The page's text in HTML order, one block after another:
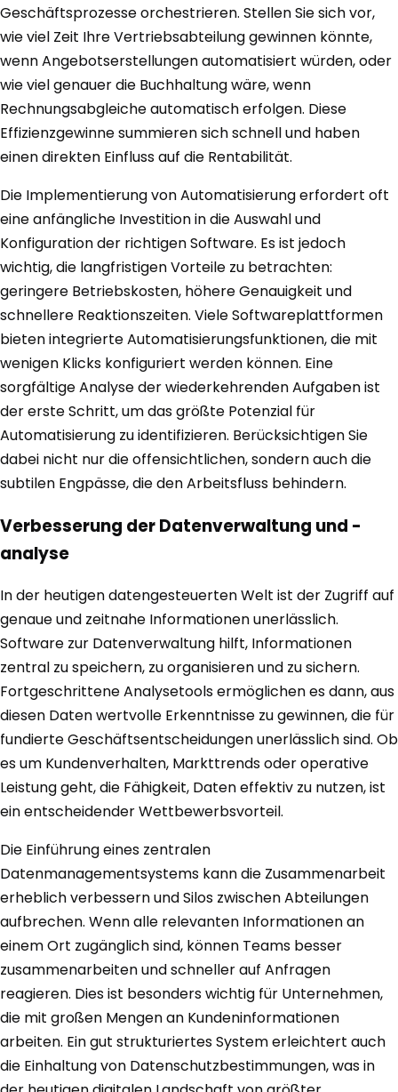
Geschäftsprozesse orchestrieren. Stellen Sie sich vor,
wie viel Zeit Ihre Vertriebsabteilung gewinnen könnte,
wenn Angebotserstellungen automatisiert würden, oder
wie viel genauer die Buchhaltung wäre, wenn
Rechnungsabgleiche automatisch erfolgen. Diese
Effizienzgewinne summieren sich schnell und haben
einen direkten Einfluss auf die Rentabilität.
Die Implementierung von Automatisierung erfordert oft
eine anfängliche Investition in die Auswahl und
Konfiguration der richtigen Software. Es ist jedoch
wichtig, die langfristigen Vorteile zu betrachten:
geringere Betriebskosten, höhere Genauigkeit und
schnellere Reaktionszeiten. Viele Softwareplattformen
bieten integrierte Automatisierungsfunktionen, die mit
wenigen Klicks konfiguriert werden können. Eine
sorgfältige Analyse der wiederkehrenden Aufgaben ist
der erste Schritt, um das größte Potenzial für
Automatisierung zu identifizieren. Berücksichtigen Sie
dabei nicht nur die offensichtlichen, sondern auch die
subtilen Engpässe, die den Arbeitsfluss behindern.
Verbesserung der Datenverwaltung und -
analyse
In der heutigen datengesteuerten Welt ist der Zugriff auf
genaue und zeitnahe Informationen unerlässlich.
Software zur Datenverwaltung hilft, Informationen
zentral zu speichern, zu organisieren und zu sichern.
Fortgeschrittene Analysetools ermöglichen es dann, aus
diesen Daten wertvolle Erkenntnisse zu gewinnen, die für
fundierte Geschäftsentscheidungen unerlässlich sind. Ob
es um Kundenverhalten, Markttrends oder operative
Leistung geht, die Fähigkeit, Daten effektiv zu nutzen, ist
ein entscheidender Wettbewerbsvorteil.
Die Einführung eines zentralen
Datenmanagementsystems kann die Zusammenarbeit
erheblich verbessern und Silos zwischen Abteilungen
aufbrechen. Wenn alle relevanten Informationen an
einem Ort zugänglich sind, können Teams besser
zusammenarbeiten und schneller auf Anfragen
reagieren. Dies ist besonders wichtig für Unternehmen,
die mit großen Mengen an Kundeninformationen
arbeiten. Ein gut strukturiertes System erleichtert auch
die Einhaltung von Datenschutzbestimmungen, was in